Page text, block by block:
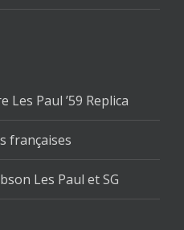
Les Paul ’59 Replica
françaises
Les Paul et SG